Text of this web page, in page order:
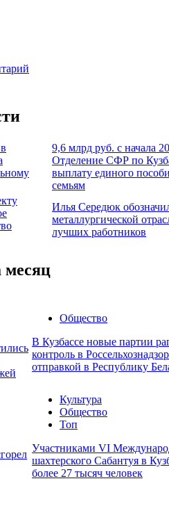
9,6 млрд руб. с начала
Отделение СФР по
выплату единого
семьям
Илья Середюк
металлургической
лучших работников
месяц
Общество
В Кузбассе новые партии
контроль в
отправкой в Республику
Культура
Общество
Топ
Участниками VI
шахтерского Сабантуя в
более 27 тысяч человек